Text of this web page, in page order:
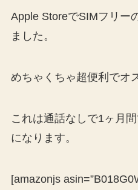
Apple StoreでSIMフリー
ました。
めちゃくちゃ超便利でオ
これは通話なしで1ヶ月
になります。
[amazonjs